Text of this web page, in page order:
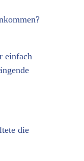
einfach
die